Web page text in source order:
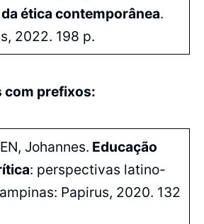
ética contemporânea.
2022. 198 p.
com prefixos:
Johannes. Educação
: perspectivas latino-
Papirus, 2020. 132